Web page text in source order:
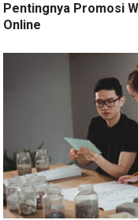
Pentingnya Promosi
Online